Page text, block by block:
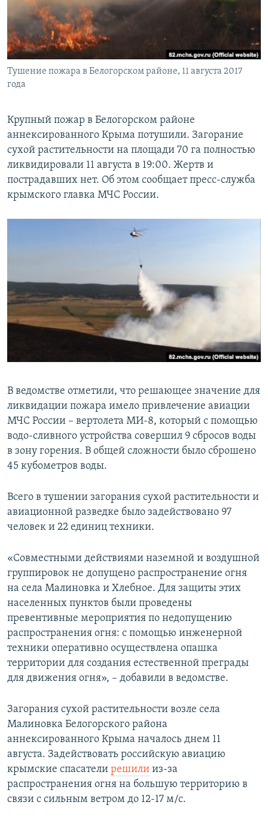
ПОБЕДИТЕЛЕЙ НЕ СУДЯТ?
КРЫМ.НЕПОКОРЕННЫЙ
ELIFBE
УКРАИНСКАЯ ПРОБЛЕМА КРЫМА
ПРИСОЕДИНЯЙТЕСЬ!
Все сайты RFE/RL
Тушение пожара в Белогорском районе, 11 августа 2017
года
Крупный пожар в Белогорском районе
аннексированного Крыма потушили. Загорание
сухой растительности на площади 70 га полностью
ликвидировали 11 августа в 19:00. Жертв и
пострадавших нет. Об этом сообщает пресс-служба
крымского главка МЧС России.
В ведомстве отметили, что решающее значение для
ликвидации пожара имело привлечение авиации
МЧС России – вертолета МИ-8, который с помощью
водо-сливного устройства совершил 9 сбросов воды
в зону горения. В общей сложности было сброшено
45 кубометров воды.
Всего в тушении загорания сухой растительности и
авиационной разведке было задействовано 97
человек и 22 единиц техники.
«Совместными действиями наземной и воздушной
группировок не допущено распространение огня
на села Малиновка и Хлебное. Для защиты этих
населенных пунктов были проведены
превентивные мероприятия по недопущению
распространения огня: с помощью инженерной
техники оперативно осуществлена опашка
территории для создания естественной преграды
для движения огня», – добавили в ведомстве.
Загорания сухой растительности возле села
Малиновка Белогорского района
аннексированного Крыма началось днем 11
августа. Задействовать российскую авиацию
крымские спасатели решили из-за
распространения огня на большую территорию в
связи с сильным ветром до 12-17 м/с.